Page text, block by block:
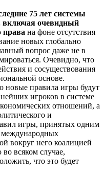
75 лет системы
включая очевидный
права на фоне отсутствия
новых глобально
вопрос даже не в
Очевидно, что
и сосуществования
основе.
новые правила игры будут
игроков в системе
отношений, а
и
игры, принятых одним
международных
вокруг него коалицией
всяком случае,
что это будет